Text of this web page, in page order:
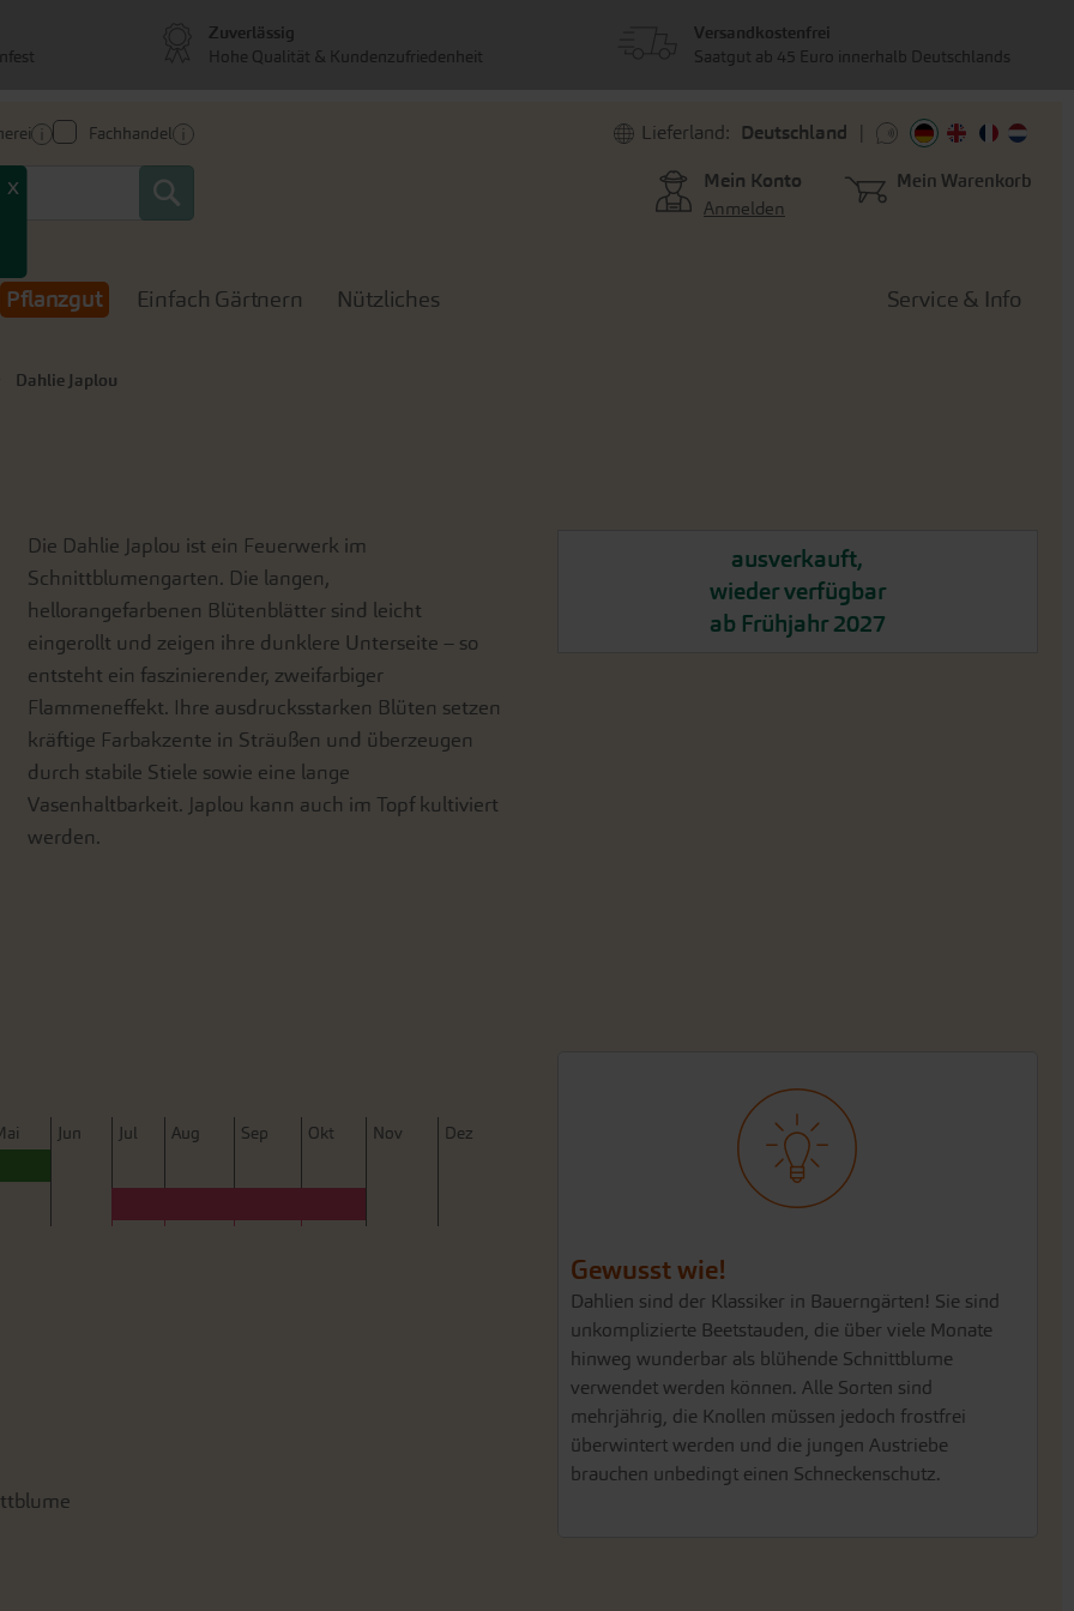
x
Fachhandel
Search
Lieferland: Deutschland
Mein Konto
Anmelden
Mein Warenkorb
Pflanzgut Einfach Gärtnern Nützliches Service & Info
Dahlie Japlou
ausverkauft,
wieder verfügbar
ab Frühjahr 2027
Die Dahlie Japlou ist ein Feuerwerk im
Schnittblumengarten. Die langen,
hellorangefarbenen Blütenblätter sind leicht
eingerollt und zeigen ihre dunklere Unterseite – so
entsteht ein faszinierender, zweifarbiger
Flammeneffekt. Ihre ausdrucksstarken Blüten setzen
kräftige Farbakzente in Sträußen und überzeugen
durch stabile Stiele sowie eine lange
Vasenhaltbarkeit. Japlou kann auch im Topf kultiviert
werden.
ai Jun Jul Aug Sep Okt Nov Dez
Gewusst wie!
Dahlien sind der Klassiker in Bauerngärten! Sie sind
unkomplizierte Beetstauden, die über viele Monate
hinweg wunderbar als blühende Schnittblume
verwendet werden können. Alle Sorten sind
mehrjährig, die Knollen müssen jedoch frostfrei
überwintert werden und die jungen Austriebe
brauchen unbedingt einen Schneckenschutz.
Zuverlässig
Hohe Qualität & Kundenzufriedenheit
Versandkostenfrei
Saatgut ab 45 Euro innerhalb Deutschlands